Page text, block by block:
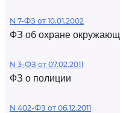
N 7-ФЗ от 10.01.2002
ФЗ об охране
N 3-ФЗ от 07.02.2011
ФЗ о полиции
N 402-ФЗ от 06.12.2011